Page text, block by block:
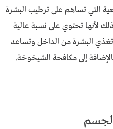
التي تساهم على ترطيب البشرة
لأنها تحتوي على نسبة عالية
تغذي البشرة من الداخل وتساعد
إلى مكافحة الشيخوخة.